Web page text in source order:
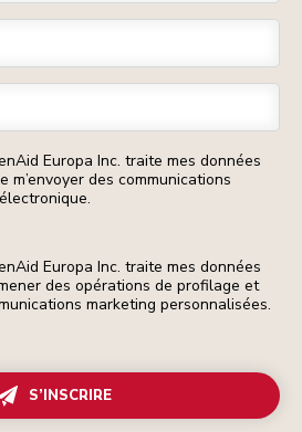
Europa Inc. traite mes données
m’envoyer des communications
Europa Inc. traite mes données
des opérations de profilage et
marketing personnalisées.
S’INSCRIRE